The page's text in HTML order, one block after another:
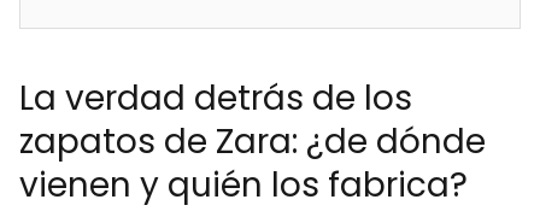
La verdad detrás de los
zapatos de Zara: ¿de dónde
vienen y quién los fabrica?